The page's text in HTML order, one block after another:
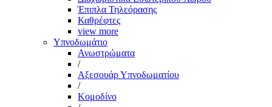
Έπιπλα Τηλεόρασης
Καθρέφτες
view more
Υπνοδωμάτιο
Ανωστρώματα
/
Αξεσουάρ Υπνοδωματίου
/
Κομοδίνο